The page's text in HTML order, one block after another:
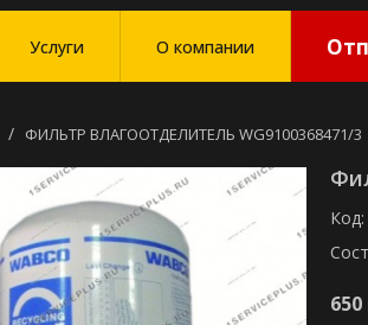
Услуги О компании
ФИЛЬТР ВЛАГООТДЕЛИТЕЛЬ WG9100368471/3
Код: